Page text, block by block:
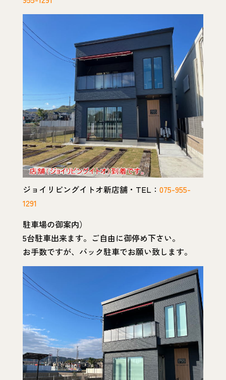
ジョイリビングイトオ新店舗・TEL： 075-955-
1291
駐車場の御案内）
5台駐車出来ます。ご自由に御停め下さい。
お手数ですが、バック駐車でお願い致します。